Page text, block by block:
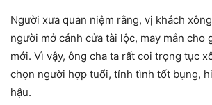
Người xưa quan niệm rằng, vị khách
người mở cánh cửa tài lộc, may mắn cho
mới. Vì vậy, ông cha ta rất coi trọng tục
chọn người hợp tuổi, tính tình tốt bụng,
hậu.